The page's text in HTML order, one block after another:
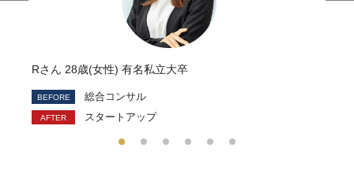
Rさん 28歳(女性) 有名私立大卒
総合コンサル
スタートアップ